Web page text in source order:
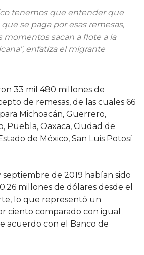
tenemos que entender que
se paga por esas remesas,
sacan a flote a la
enfatiza el migrante
33 mil 480 millones de
de remesas, de las cuales 66
Michoacán, Guerrero,
Puebla, Oaxaca, Ciudad de
de México, San Luis Potosí
de 2019 habían sido
millones de dólares desde el
lo que representó un
ciento comparado con igual
acuerdo con el Banco de